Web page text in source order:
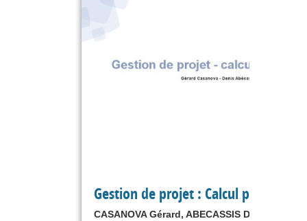
Gestion de projet : Calcul
CASANOVA Gérard, ABECASSIS Denis